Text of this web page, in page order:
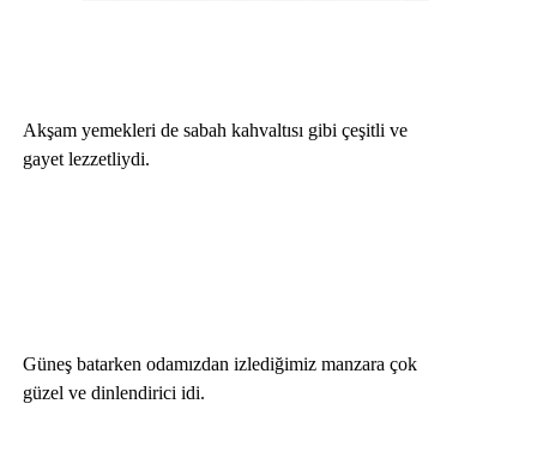
Akşam yemekleri de sabah kahvaltısı gibi çeşitli ve
gayet lezzetliydi.
Güneş batarken odamızdan izlediğimiz manzara çok
güzel ve dinlendirici idi.